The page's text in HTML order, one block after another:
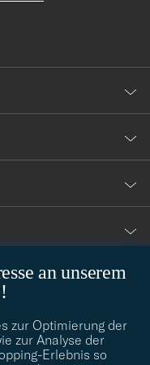
an unserem
zur Optimierung der
zur Analyse der
Erlebnis so
Ihrem persönlichen Stil?
gerne weiter!